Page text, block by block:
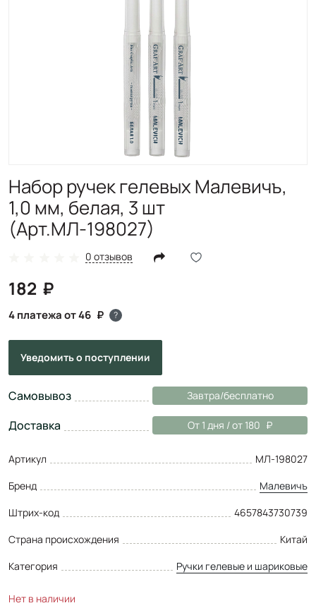
Набор ручек гелевых Малевичъ,
1,0 мм, белая, 3 шт
(Арт.МЛ-198027)
0 отзывов
182
4 платежа от 46 ?
Уведомитьо поступлении
Самовывоз Завтра/бесплатно
Доставка От 1 дня / от 180
Артикул
МЛ-198027
Бренд
Малевичъ
Штрих-код
4657843730739
Страна происхождения
Китай
Категория
Ручки гелевые и шариковые
Нет в наличии